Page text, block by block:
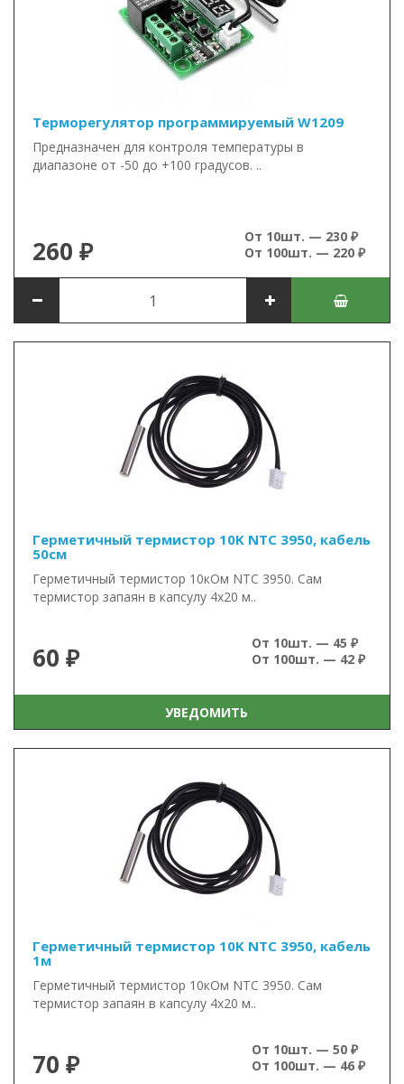
Терморегулятор программируемый W1209
Предназначен для контроля температуры в
диапазоне от -50 до +100 градусов. ..
260 ₽
От 10шт. — 230 ₽
От 100шт. — 220 ₽
Герметичный термистор 10K NTC 3950, кабель
50см
Герметичный термистор 10кОм NTC 3950. Сам
термистор запаян в капсулу 4х20 м..
60 ₽
От 10шт. — 45 ₽
От 100шт. — 42 ₽
УВЕДОМИТЬ
Герметичный термистор 10K NTC 3950, кабель
1м
Герметичный термистор 10кОм NTC 3950. Сам
термистор запаян в капсулу 4х20 м..
70 ₽
От 10шт. — 50 ₽
От 100шт. — 46 ₽